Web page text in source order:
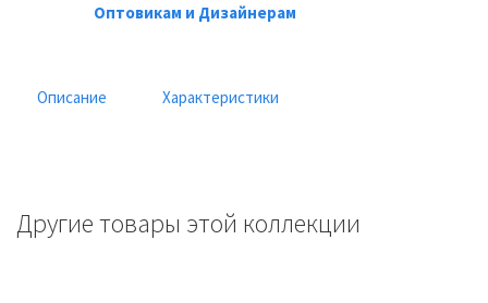
Оптовикам и Дизайнерам
Описание Характеристики
Другие товары этой коллекции